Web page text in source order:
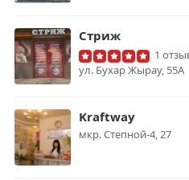
Стриж
1
ул. Бухар Жырау, 55А
Kraftway
мкр. Степной-4, 27